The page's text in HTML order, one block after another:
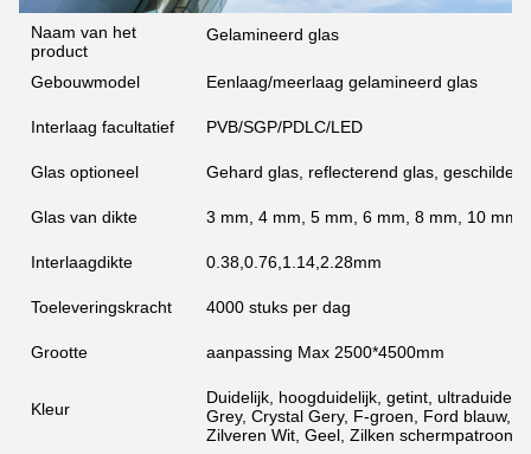
Naam van het
product
Gelamineerd glas
Gebouwmodel Eenlaag/meerlaag gelamineerd glas
Interlaag facultatief PVB/SGP/PDLC/LED
Glas optioneel Gehard glas, reflecterend glas,
Glas van dikte 3 mm, 4 mm, 5 mm, 6 mm, 8 mm, 10
Interlaagdikte 0.38,0.76,1.14,2.28mm
Toeleveringskracht 4000 stuks per dag
Grootte aanpassing Max 2500*4500mm
Kleur
Duidelijk, hoogduidelijk, getint,
Grey, Crystal Gery, F-groen, Ford blauw,
Zilveren Wit, Geel, Zilken schermpatroon,